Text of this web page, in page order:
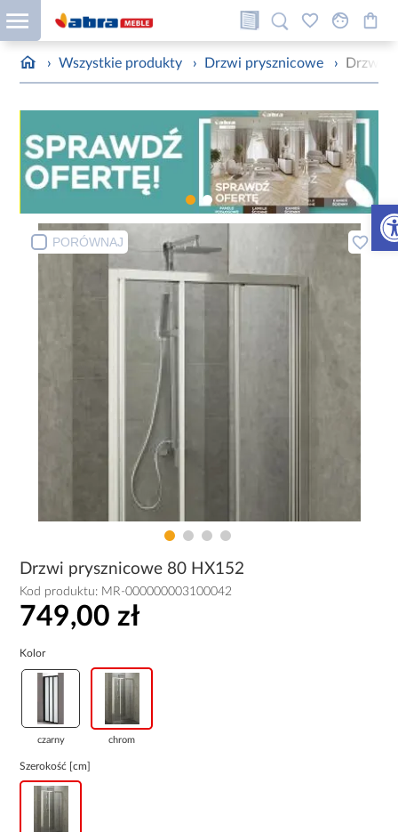
› Wszystkie produkty › Drzwi prysznicowe › Drzwi
PORÓWNAJ
Drzwi prysznicowe 80 HX152
Kod produktu: MR-000000003100042
749,00 zł
Kolor
czarny chrom
Szerokość [cm]